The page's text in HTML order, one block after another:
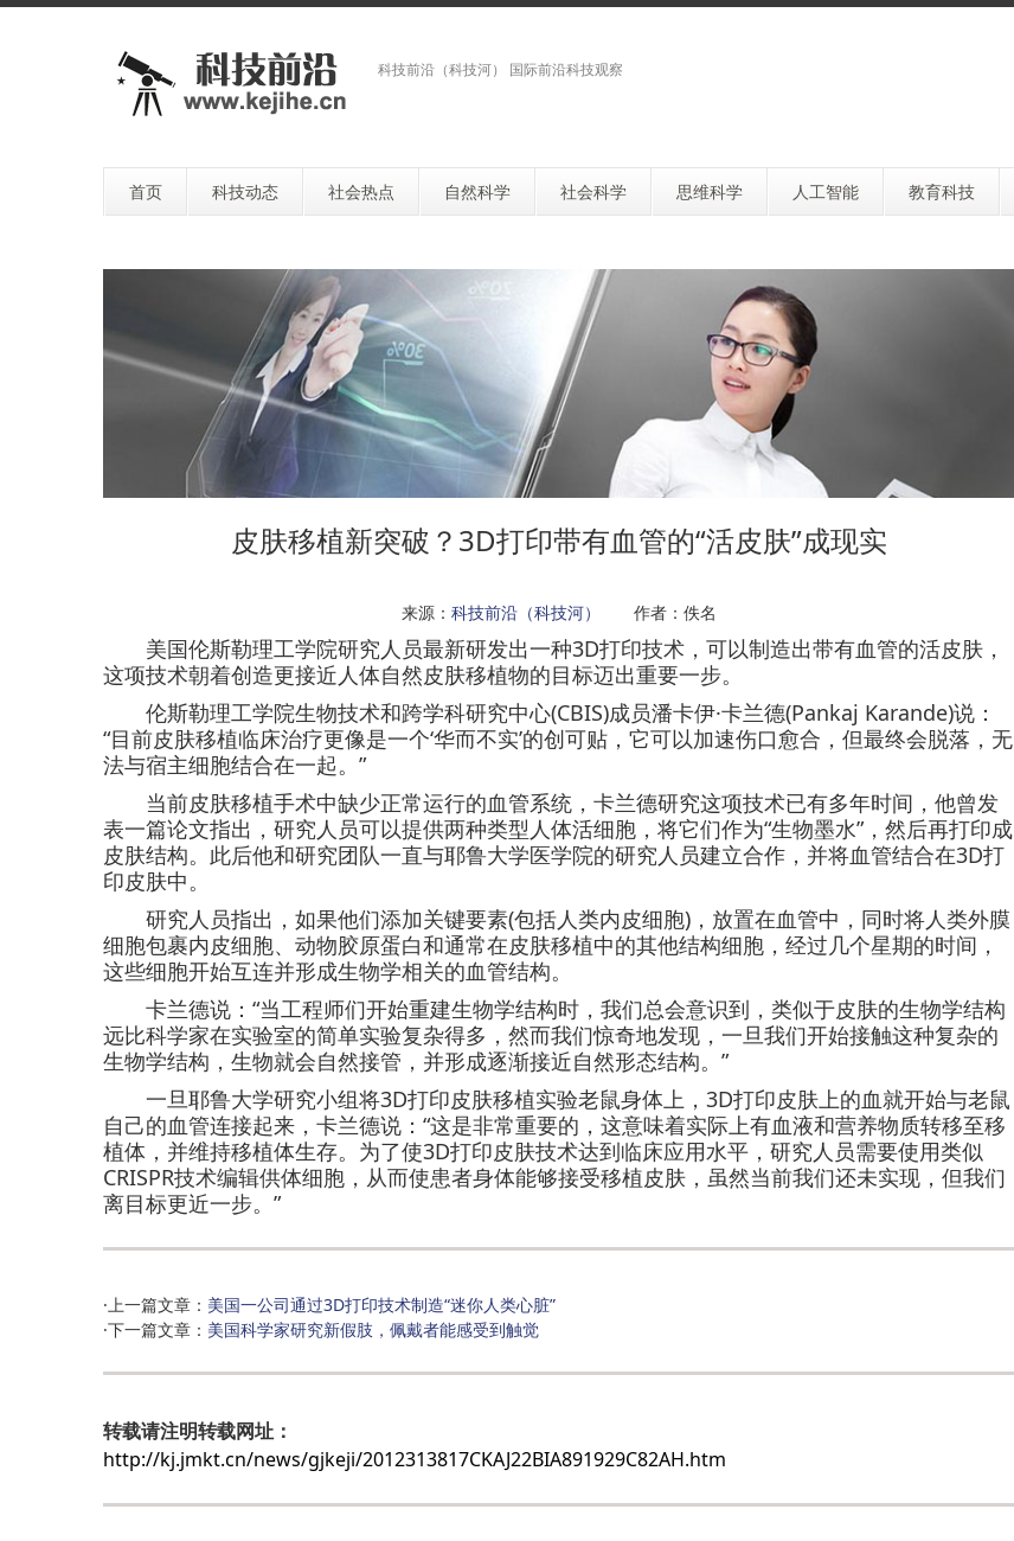
科技前沿（科技河） 国际前沿科技观察
首页 科技动态 社会热点 自然科学 社会科学 思维科学 人工智能 教育科技
皮肤移植新突破？3D打印带有血管的“活皮肤”成现实
来源： 科技前沿（科技河） 作者：佚名
美国伦斯勒理工学院研究人员最新研发出一种3D打印技术，可以制造出带有血管的活皮肤，
这项技术朝着创造更接近人体自然皮肤移植物的目标迈出重要一步。
伦斯勒理工学院生物技术和跨学科研究中心(CBIS)成员潘卡伊·卡兰德(Pankaj Karande)说：
“目前皮肤移植临床治疗更像是一个‘华而不实’的创可贴，它可以加速伤口愈合，但最终会脱落，无
法与宿主细胞结合在一起。”
当前皮肤移植手术中缺少正常运行的血管系统，卡兰德研究这项技术已有多年时间，他曾发
表一篇论文指出，研究人员可以提供两种类型人体活细胞，将它们作为“生物墨水”，然后再打印成
皮肤结构。此后他和研究团队一直与耶鲁大学医学院的研究人员建立合作，并将血管结合在3D打
印皮肤中。
研究人员指出，如果他们添加关键要素(包括人类内皮细胞)，放置在血管中，同时将人类外膜
细胞包裹内皮细胞、动物胶原蛋白和通常在皮肤移植中的其他结构细胞，经过几个星期的时间，
这些细胞开始互连并形成生物学相关的血管结构。
卡兰德说：“当工程师们开始重建生物学结构时，我们总会意识到，类似于皮肤的生物学结构
远比科学家在实验室的简单实验复杂得多，然而我们惊奇地发现，一旦我们开始接触这种复杂的
生物学结构，生物就会自然接管，并形成逐渐接近自然形态结构。”
一旦耶鲁大学研究小组将3D打印皮肤移植实验老鼠身体上，3D打印皮肤上的血就开始与老鼠
自己的血管连接起来，卡兰德说：“这是非常重要的，这意味着实际上有血液和营养物质转移至移
植体，并维持移植体生存。为了使3D打印皮肤技术达到临床应用水平，研究人员需要使用类似
CRISPR技术编辑供体细胞，从而使患者身体能够接受移植皮肤，虽然当前我们还未实现，但我们
离目标更近一步。”
·上一篇文章： 美国一公司通过3D打印技术制造“迷你人类心脏”
·下一篇文章： 美国科学家研究新假肢，佩戴者能感受到触觉
转载请注明转载网址：
http://kj.jmkt.cn/news/gjkeji/2012313817CKAJ22BIA891929C82AH.htm